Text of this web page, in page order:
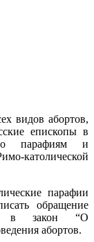
видов абортов,
епископы в
парафиям и
католической
парафии
обращение
в закон “О
абортов.